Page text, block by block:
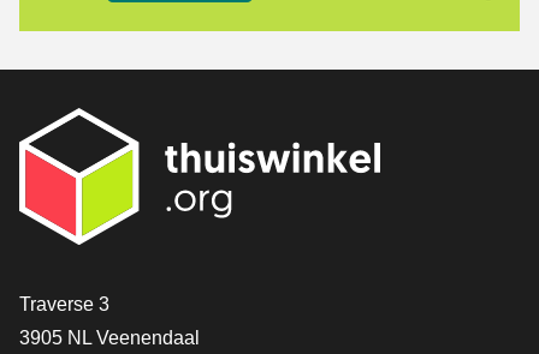
[_General:Contact]
Traverse 3
3905 NL Veenendaal